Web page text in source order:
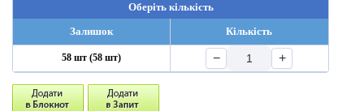
Оберіть кількість
Залишок
Кількість
58 шт (58 шт) − +